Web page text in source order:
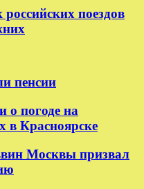
поездов
пенсии
о погоде на
в Красноярске
Москвы призвал